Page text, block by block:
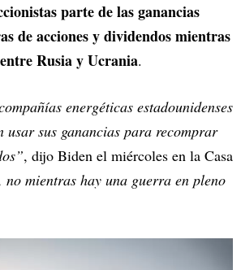
parte de las ganancias
de acciones y dividendos mientras
Rusia y Ucrania.
energéticas estadounidenses
usar sus ganancias para recomprar
, dijo Biden el miércoles en la Casa
no mientras hay una guerra en pleno